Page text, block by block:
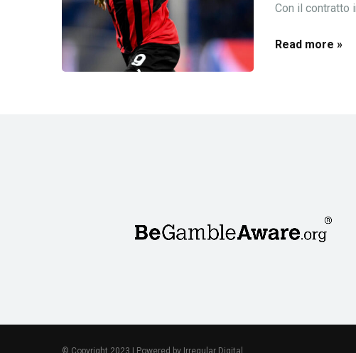
Con il contratto
Read more »
© Copyright 2023 | Powered by Irregular Digital